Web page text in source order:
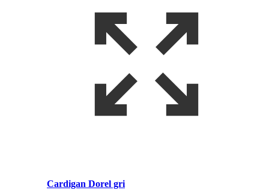
Cardigan Dorel gri